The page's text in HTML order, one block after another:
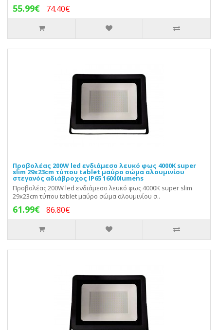
55.99€ 74.40€
Προβολέας 200W led ενδιάμεσο λευκό φως 4000Κ super
slim 29x23cm τύπου tablet μαύρο σώμα αλουμινίου
στεγανός αδιάβροχος IP65 16000lumens
Προβολέας 200W led ενδιάμεσο λευκό φως 4000Κ super slim
29x23cm τύπου tablet μαύρο σώμα αλουμινίου σ..
61.99€ 86.80€